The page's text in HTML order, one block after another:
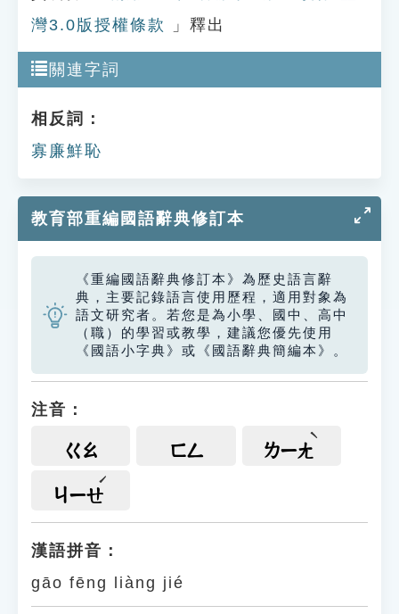
灣3.0版授權條款
」釋出
關連字詞
相反詞：
寡廉鮮恥
教育部重編國語辭典修訂本
《重編國語辭典修訂本》為歷史語言辭
典，主要記錄語言使用歷程，適用對象為
語文研究者。若您是為小學、國中、高中
（職）的學習或教學，建議您優先使用
《國語小字典》或《國語辭典簡編本》。
注音：
ㄍㄠ ㄈㄥ ㄌㄧㄤ
ㄐㄧㄝ
漢語拼音：
gāo fēng liàng jié